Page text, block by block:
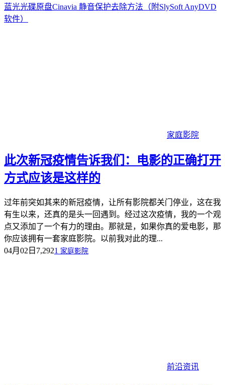
蓝光光碟原盘Cinavia 静音保护去除方法（附SlySoft AnyDVD
软件）
家庭影院
此次新冠疫情告诉我们：电影的正确打开
方式应该是这样的
过年前突如其来的新冠疫情，让所有影院都关门停业，这在我
有生以来，还真的是头一回遇到。经过这次疫情，我的一个观
点又添加了一个有力的理由。那就是，如果你真的爱电影，那
你应该拥有一套家庭影院。以前我对此的理...
04月02日 7,2921 家庭影院
前沿资讯